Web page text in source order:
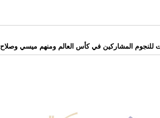
للنجوم المشاركين في كأس العالم ومنهم ميسي وصلاح